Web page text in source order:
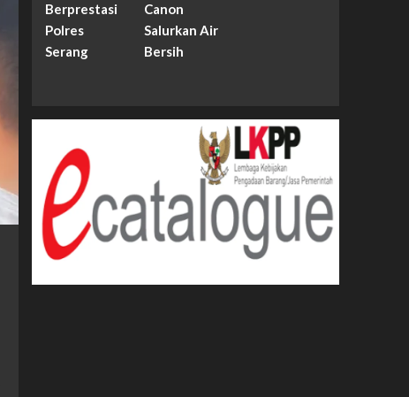
Berprestasi
Polres
Serang
Canon
Salurkan Air
Bersih